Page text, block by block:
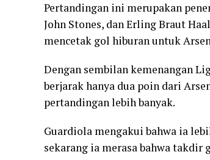
Pertandingan ini merupakan
John Stones, dan Erling Braut
mencetak gol hiburan untuk
Dengan sembilan kemenangan
berjarak hanya dua poin dari
pertandingan lebih banyak.
Guardiola mengakui bahwa ia
sekarang ia merasa bahwa takdir